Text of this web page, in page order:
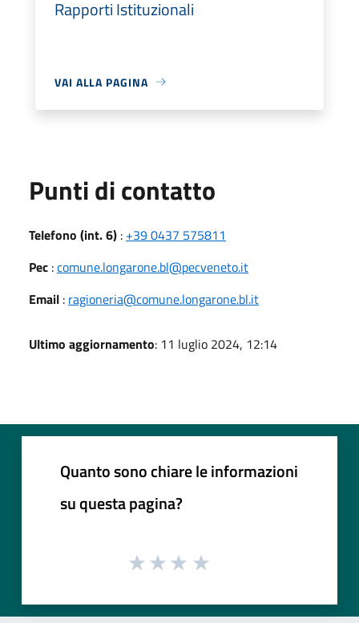
Rapporti Istituzionali
VAI ALLA PAGINA
Punti di contatto
Telefono (int. 6) : +39 0437 575811
Pec :comune.longarone.bl@pecveneto.it
Email : ragioneria@comune.longarone.bl.it
Ultimo aggiornamento: 11 luglio 2024, 12:14
Quanto sono chiare le informazioni
su questa pagina?